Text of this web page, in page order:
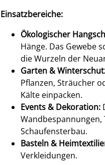
Einsatzbereiche:
Ökologischer
Hänge. Das Gewebe
die Wurzeln der
Garten &
Pflanzen, Sträucher
Kälte einpacken.
Events & Dekoration:
Schaufensterbau.
Basteln &
Verkleidungen.